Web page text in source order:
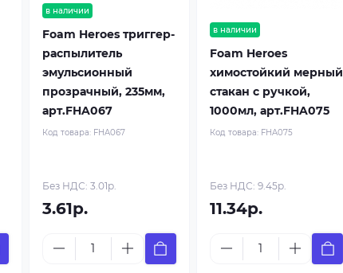
в наличии
Foam Heroes триггер-
распылитель
эмульсионный
прозрачный, 235мм,
арт.FHA067
Код товара: FHA067
Без НДС: 3.01р.
3.61р.
в наличии
Foam Heroes
химостойкий мерный
стакан с ручкой,
1000мл, арт.FHA075
Код товара: FHA075
Без НДС: 9.45р.
11.34р.